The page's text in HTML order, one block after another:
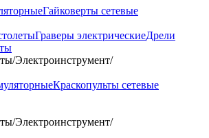
Гайковерты сетевые
Граверы электрическиеДрели
/Электроинструмент/
Краскопульты сетевые
/Электроинструмент/